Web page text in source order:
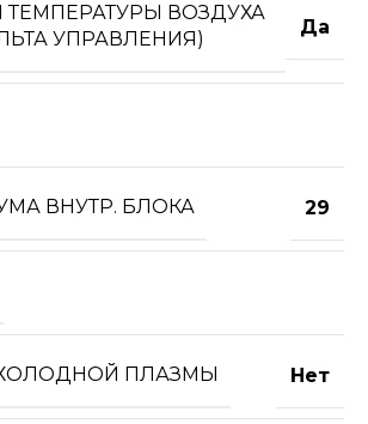
ВОЗДУХА
УПРАВЛЕНИЯ)
Да
ВНУТР. БЛОКА 29
ХОЛОДНОЙ ПЛАЗМЫ Нет